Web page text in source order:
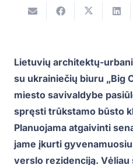
Lietuvių architektų-
su ukrainiečių biuru „Big
miesto savivaldybe
spręsti trūkstamo būsto
Planuojama atgaivinti
jame įkurti
verslo rezidenciją. Vėliau